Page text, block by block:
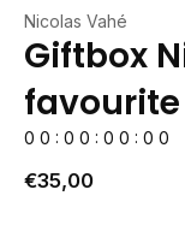
Nicolas Vahé
Giftbox
0 0 : 0 0 : 0 0 : 0 0
€35,00